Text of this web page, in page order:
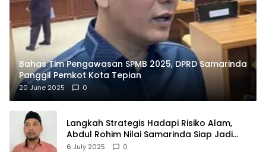
Bahas Tim Pengawasan SPMB 2025, DPRD Samarinda
Panggil Pemkot Kota Tepian
20 June 2025 0
Langkah Strategis Hadapi Risiko Alam,
Abdul Rohim Nilai Samarinda Siap Jadi
Pusat Logistik Bencana Kalimantan
6 July 2025 0